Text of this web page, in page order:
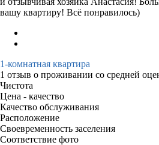
вашу квартиру! Всё понравилось)
1-комнатная квартира
1 отзыв о проживании со средней
Чистота
Цена - качество
Качество обслуживания
Расположение
Своевременность заселения
Соответствие фото